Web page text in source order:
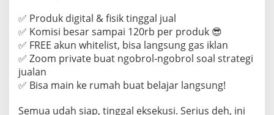
✅ Produk digital & fisik tinggal jual
✅ Komisi besar sampai 120rb per produk 😎
✅ FREE akun whitelist, bisa langsung gas iklan
✅ Zoom private buat ngobrol-ngobrol soal strategi
jualan
✅ Bisa main ke rumah buat belajar langsung!
Semua udah siap, tinggal eksekusi. Serius deh, ini